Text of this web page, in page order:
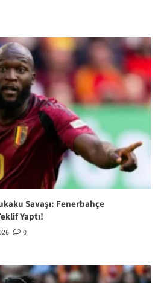
Savaşı: Fenerbahçe
Yaptı!
0